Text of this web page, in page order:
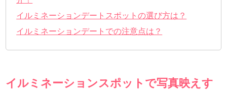
イルミネーションデートスポットの選び方は？
イルミネーションデートでの注意点は？
イルミネーションスポットで写真映えす